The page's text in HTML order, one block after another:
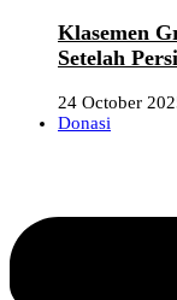
Klasemen
Setelah
24 October
Donasi